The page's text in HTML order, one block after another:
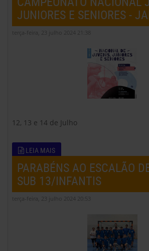
JUNIORES E SENIORES -
terça-feira, 23 julho 2024 21:38
12, 13 e 14 de Julho
LEIA MAIS
PARABÉNS AO ESCALÃO
SUB 13/INFANTIS
terça-feira, 23 julho 2024 20:53